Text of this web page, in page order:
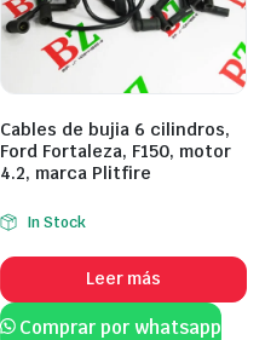
Cables de bujia 6 cilindros,
Ford Fortaleza, F150, motor
4.2, marca Plitfire
In Stock
Leer más
Comprar por whatsapp